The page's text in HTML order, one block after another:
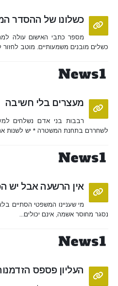
כשלונו של ההסדר
מספר כתבי האישום עולה
כשלים מובנים משמעותיים. מוטב לחזור
מעצרים בלי חשיבה
רבבות בני אדם נשלחים
לשחררם בתחנת המשטרה * יש לשנות
אין הרשעה אבל יש
מי שעניינו המשפטי הסתיים
נסגר מחוסר אשמה, אינם יכולים...
העליון פספס